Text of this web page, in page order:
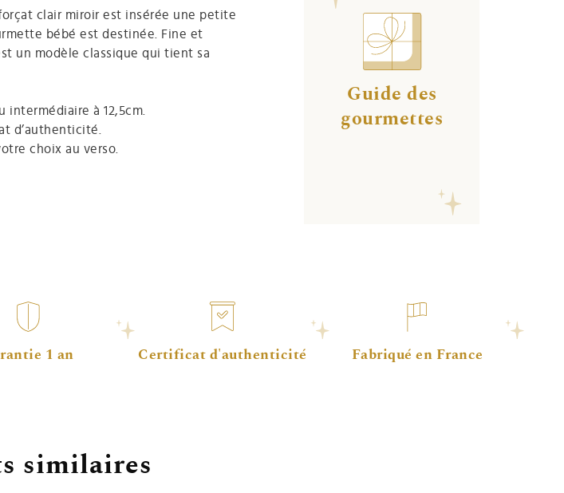
clair miroir est insérée une petite
bébé est destinée. Fine et
un modèle classique qui tient sa
intermédiaire à 12,5cm.
d’authenticité.
choix au verso.
Guide des
gourmettes
1 an Certificat d'authenticité Fabriqué en France
similaires